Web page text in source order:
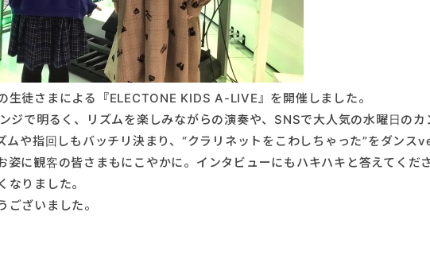
生徒さまによる『ELECTONE KIDS A-LIVE』を開催しました。
ジで明るく、リズムを楽しみながらの演奏や、SNSで大人気の水曜日のカ
ムや指回しもバッチリ決まり、“クラリネットをこわしちゃった”をダンス
姿に観客の皆さまもにこやかに。インタビューにもハキハキと答えてくだ
なりました。
ございました。